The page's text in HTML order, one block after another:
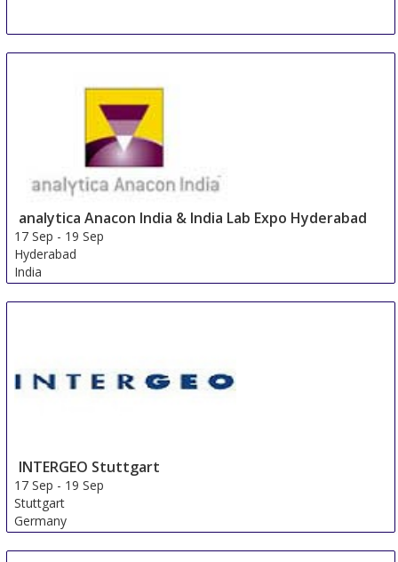
Russian Federation
analytica Anacon India & India Lab Expo Hyderabad
17 Sep - 19 Sep
Hyderabad
India
INTERGEO Stuttgart
17 Sep - 19 Sep
Stuttgart
Germany